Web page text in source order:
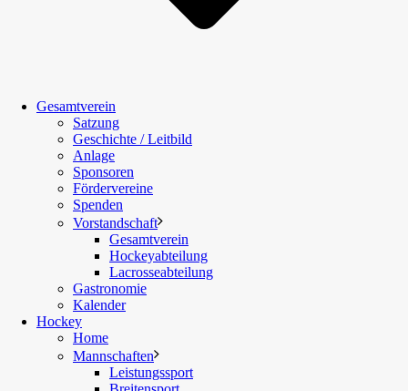
Gesamtverein
Satzung
Geschichte / Leitbild
Anlage
Sponsoren
Fördervereine
Spenden
Vorstandschaft
Gesamtverein
Hockeyabteilung
Lacrosseabteilung
Gastronomie
Kalender
Hockey
Home
Mannschaften
Leistungssport